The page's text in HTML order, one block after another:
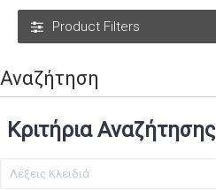
Product Filters
Αναζήτηση
Κριτήρια Αναζήτησης